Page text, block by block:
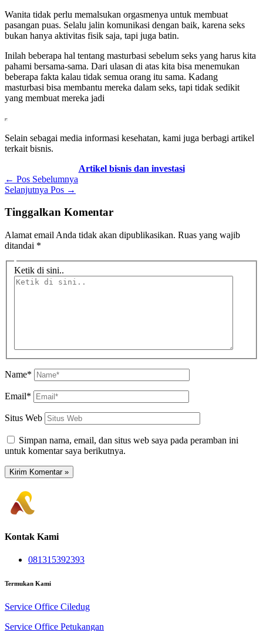
Wanita tidak perlu memalsukan orgasmenya untuk membuat
pasangan puas. Selalu jalin komunikasi dengan baik, karena seks
bukan hanya aktivitas fisik saja, tapi juga batin.
Inilah beberapa hal tentang masturbasi sebelum seks yang harus kita
pahami bersama-sama. Dari ulasan di atas kita bisa menemukan
beberapa fakta kalau tidak semua orang itu sama. Kadang
masturbasi bisa membantu mereka dalam seks, tapi tidak sedikit
yang membuat mereka jadi
Selain sebagai media informasi kesehatan, kami juga berbagi artikel
terkait bisnis.
Artikel bisnis dan investasi
← Pos Sebelumnya
Selanjutnya Pos →
Tinggalkan Komentar
Alamat email Anda tidak akan dipublikasikan. Ruas yang wajib
ditandai *
Ketik di sini..
Name*
Email*
Situs Web
Simpan nama, email, dan situs web saya pada peramban ini
untuk komentar saya berikutnya.
Kontak Kami
081315392393
Termukan Kami
Service Office Ciledug
Service Office Petukangan